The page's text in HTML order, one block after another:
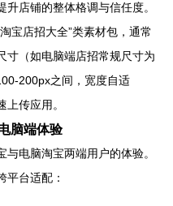
店铺的整体格调与信任度。
宝店招大全”类素材包，通常
寸（如电脑端店招常规尺寸为
200px之间，宽度自适
传应用。
脑端体验
电脑淘宝两端用户的体验。
平台适配：